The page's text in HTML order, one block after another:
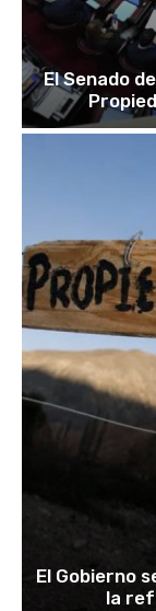
El Senado
El Gobierno
la